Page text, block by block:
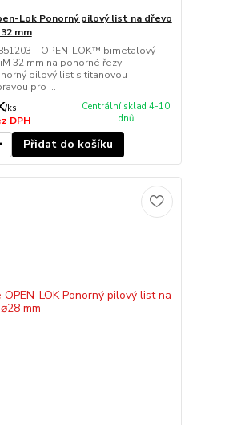
Lok Ponorný pilový list na dřevo
mm
– OPEN-LOK™ bimetalový
32 mm na ponorné řezy
pilový list s titanovou
pro ...
/ks
DPH
Centrální sklad 4-10
dnů
Přidat do košíku